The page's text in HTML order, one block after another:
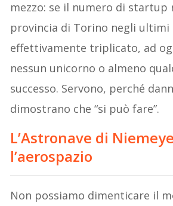
mezzo: se il numero di
provincia di Torino negli ultimi
effettivamente triplicato, ad
nessun unicorno o almeno
successo. Servono, perché
dimostrano che “si può fare”.
L’Astronave di
l’aerospazio
Non possiamo dimenticare il